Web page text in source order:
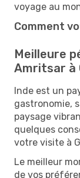
voyage au
Comment
Meilleure
Amritsar à
Inde est un
gastronomie,
paysage
quelques
votre visite à
Le meilleur
de vos